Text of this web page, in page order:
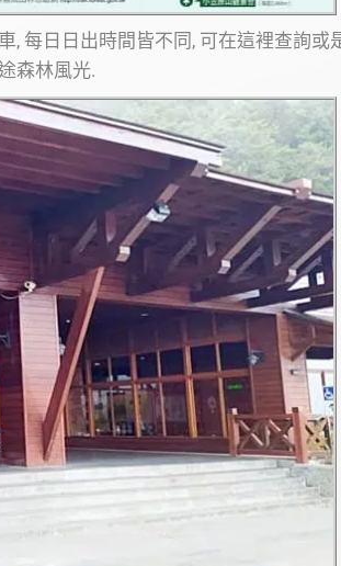
, 每日日出時間皆不同, 可在這裡查詢或
森林風光.